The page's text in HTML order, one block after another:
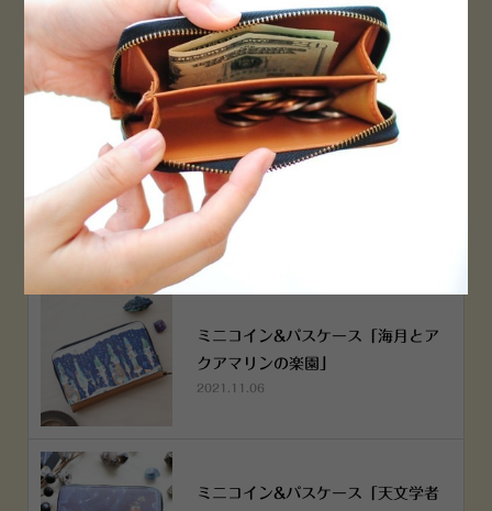
横浜赤レンガ倉庫店 12月6日 O
PEN！
2022.12.05
空想街雑貨店《吉祥寺本店》４月２
５日OPEN!
2022.03.29
ミニコイン&パスケース「海月とア
クアマリンの楽園」
2021.11.06
ミニコイン&パスケース「天文学者